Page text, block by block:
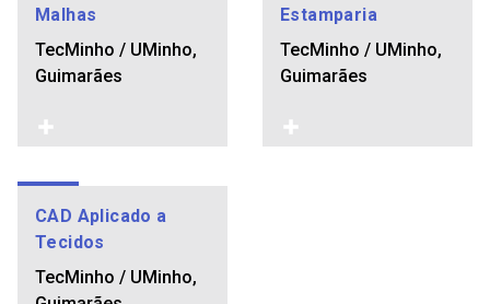
Malhas
TecMinho / UMinho,
Guimarães
Estamparia
TecMinho / UMinho,
Guimarães
CAD Aplicado a
Tecidos
TecMinho / UMinho,